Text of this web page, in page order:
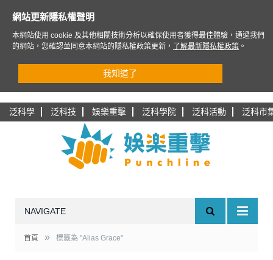
泛科學 泛科技 娛樂重擊 泛科學院 泛科活動 泛科市
NAVIGATE
首頁 » 標籤為 "Alias Grace"
網站更新隱私權聲明
本網站使用 cookie 及其他相關技術分析以確保使用者獲得最佳體驗，通過我們
的網站，您確認並同意本網站的隱私權政策更新，
了解最新隱私權政策 。
我知道了